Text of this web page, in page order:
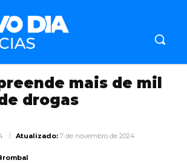
mais de mil
drogas
Atualizado: 7 de novembro de 2024